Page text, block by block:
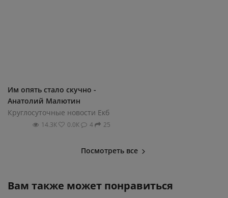
Им опять стало скучно -
Анатолий Малютин
Круглосуточные новости Екб
14.3К 0.0К 4 25
Посмотреть все
Вам также может понравиться